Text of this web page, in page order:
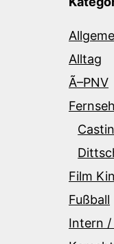
Alltag
Ã–PNV
Film
Fußball
Intern /